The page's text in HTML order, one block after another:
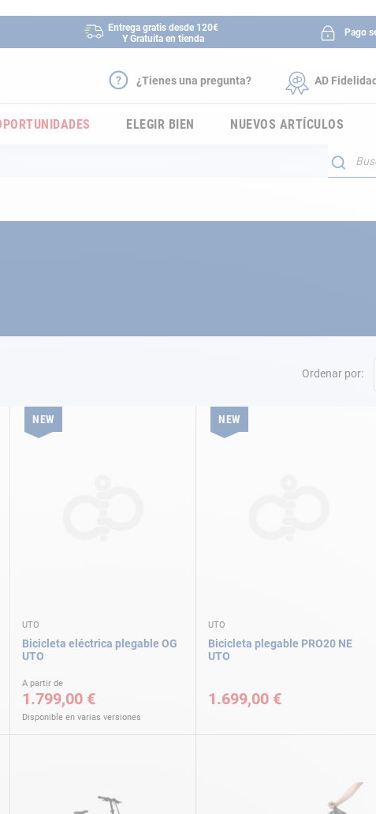
Entrega gratis desde 120€
Y Gratuita en tienda
Pago
¿Tienes una pregunta? AD Fidelidad
ELEGIR BIEN NUEVOS ARTÍCULOS
Buscar
Ordenar por:
NEW
UTO
Bicicleta eléctrica plegable OG
UTO
A partir de
1.799,00 €
Disponible en varias versiones
NEW
UTO
Bicicleta plegable PRO20 NE
UTO
1.699,00 €